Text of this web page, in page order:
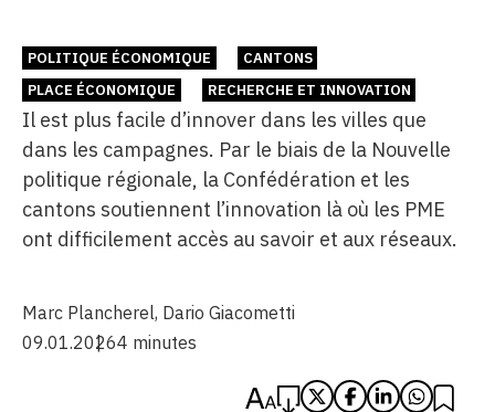
POLITIQUE ÉCONOMIQUE
CANTONS
PLACE ÉCONOMIQUE
RECHERCHE ET INNOVATION
Il est plus facile d’innover dans les villes que
dans les campagnes. Par le biais de la Nouvelle
politique régionale, la Confédération et les
cantons soutiennent l’innovation là où les PME
ont difficilement accès au savoir et aux réseaux.
Marc Plancherel, Dario Giacometti
09.01.20264 minutes